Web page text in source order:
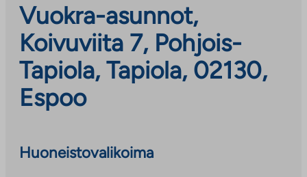
Vuokra-asunnot,
Koivuviita 7, Pohjois-
Tapiola, Tapiola, 02130,
Espoo
Huoneistovalikoima